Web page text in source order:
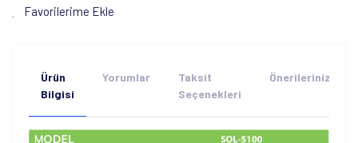
Favorilerime Ekle
Ürün
Bilgisi
Yorumlar
Taksit
Seçenekleri
Önerileriniz